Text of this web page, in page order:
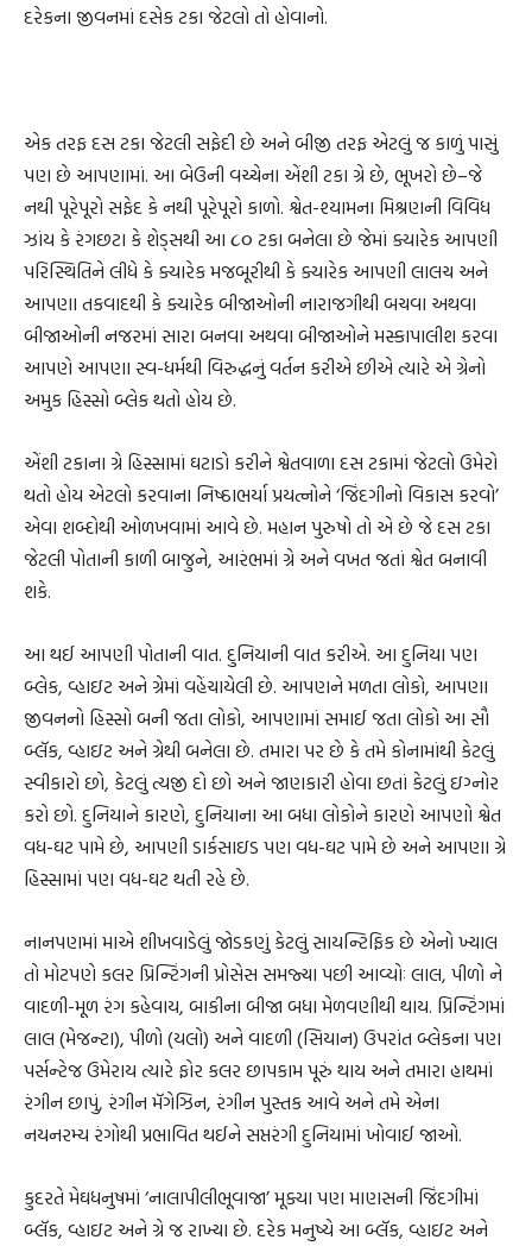
દરેકના જીવનમાં દસેક ટકા જેટલો તો હોવાનો.
એક તરફ દસ ટકા જેટલી સફેદી છે અને બીજી તરફ એટલું જ કાળું પાસું
પણ છે આપણામાં. આ બેઉની વચ્ચેના એંશી ટકા ગ્રે છે, ભૂખરો છે–જે
નથી પૂરેપૂરો સફેદ કે નથી પૂરેપૂરો કાળો. શ્વેત-શ્યામના મિશ્રણની વિવિધ
ઝાંય કે રંગછટા કે શેડ્સથી આ ૮૦ ટકા બનેલા છે જેમાં ક્યારેક આપણી
પરિસ્થિતિને લીધે કે ક્યારેક મજબૂરીથી કે ક્યારેક આપણી લાલચ અને
આપણા તકવાદથી કે ક્યારેક બીજાઓની નારાજગીથી બચવા અથવા
બીજાઓની નજરમાં સારા બનવા અથવા બીજાઓને મસ્કાપાલીશ કરવા
આપણે આપણા સ્વ-ધર્મથી વિરુદ્ધનું વર્તન કરીએ છીએ ત્યારે એ ગ્રેનો
અમુક હિસ્સો બ્લેક થતો હોય છે.
એંશી ટકાના ગ્રે હિસ્સામાં ઘટાડો કરીને શ્વેતવાળા દસ ટકામાં જેટલો ઉમેરો
થતો હોય એટલો કરવાના નિષ્ઠાભર્યા પ્રયત્નોને ‘જિંદગીનો વિકાસ કરવો’
એવા શબ્દોથી ઓળખવામાં આવે છે. મહાન પુરુષો તો એ છે જે દસ ટકા
જેટલી પોતાની કાળી બાજુને, આરંભમાં ગ્રે અને વખત જતાં શ્વેત બનાવી
શકે.
આ થઈ આપણી પોતાની વાત. દુનિયાની વાત કરીએ. આ દુનિયા પણ
બ્લેક, વ્હાઇટ અને ગ્રેમાં વહેંચાયેલી છે. આપણને મળતા લોકો, આપણા
જીવનનો હિસ્સો બની જતા લોકો, આપણામાં સમાઈ જતા લોકો આ સૌ
બ્લૅક, વ્હાઇટ અને ગ્રેથી બનેલા છે. તમારા પર છે કે તમે કોનામાંથી કેટલું
સ્વીકારો છો, કેટલું ત્યજી દો છો અને જાણકારી હોવા છતાં કેટલું ઇગ્નોર
કરો છો. દુનિયાને કારણે, દુનિયાના આ બધા લોકોને કારણે આપણો શ્વેત
વધ-ઘટ પામે છે, આપણી ડાર્કસાઇડ પણ વધ-ઘટ પામે છે અને આપણા ગ્રે
હિસ્સામાં પણ વધ-ઘટ થતી રહે છે.
નાનપણમાં માએ શીખવાડેલું જોડકણું કેટલું સાયન્ટિફિક છે એનો ખ્યાલ
તો મોટપણે કલર પ્રિન્ટિંગની પ્રોસેસ સમજ્યા પછી આવ્યોઃ લાલ, પીળો ને
વાદળી-મૂળ રંગ કહેવાય, બાકીના બીજા બધા મેળવણીથી થાય. પ્રિન્ટિંગમાં
લાલ (મેજન્ટા), પીળો (યલો) અને વાદળી (સિયાન) ઉપરાંત બ્લેકના પણ
પર્સન્ટેજ ઉમેરાય ત્યારે ફોર કલર છાપકામ પૂરું થાય અને તમારા હાથમાં
રંગીન છાપું, રંગીન મૅગેઝિન, રંગીન પુસ્તક આવે અને તમે એના
નયનરમ્ય રંગોથી પ્રભાવિત થઈને સપ્તરંગી દુનિયામાં ખોવાઈ જાઓ.
કુદરતે મેઘધનુષમાં ‘નાલાપીલીભૂવાજા’ મૂક્યા પણ માણસની જિંદગીમાં
બ્લૅક, વ્હાઇટ અને ગ્રે જ રાખ્યા છે. દરેક મનુષ્યે આ બ્લૅક, વ્હાઇટ અને